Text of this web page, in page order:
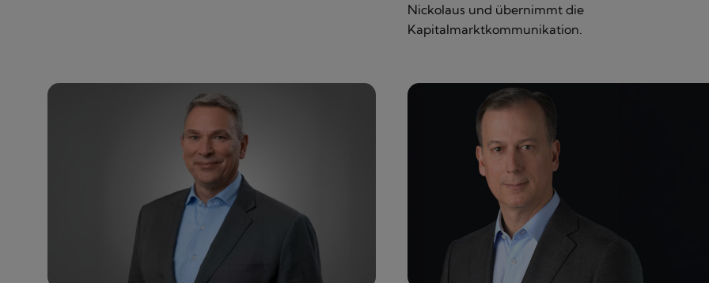
Nickolaus und übernimmt die
Kapitalmarktkommunikation.